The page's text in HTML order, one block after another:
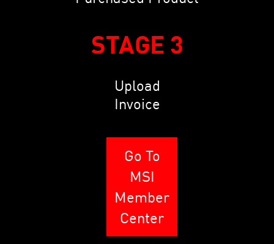
STAGE 3
Upload
Invoice
Go To
MSI
Member
Center